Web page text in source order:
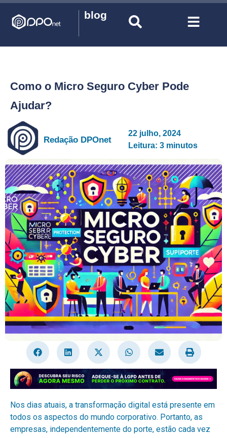
blog
Como o Micro Seguro Cyber Pode
Ajudar?
Redação DPOnet
22 julho, 2024
Leitura: 3 minutos
Nos dias atuais, a transformação digital está presente em
todos os aspectos do mundo corporativo. Portanto, as
empresas, independentemente do porte, estão cada vez